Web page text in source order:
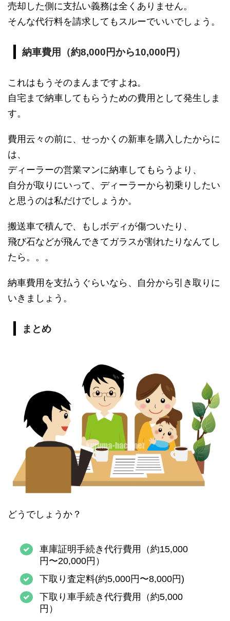
売却した側に支払い義務は全くありません。
そんな代行料を請求してもスルーでいいでしょう。
納車費用（約8,000円から10,000円）
これはもうそのまんまですよね。
自宅まで納車してもらうための費用として発生しま
す。
費用云々の前に、せっかくの新車を購入したからに
は、
ディーラーの営業マンに納車してもらうより、
自分が取りにいって、ディーラーから初乗りしたい
と思うのは私だけでしょうか。
搬送車で積んで、もしボディが傷ついたり、
飛び石などが飛んできてガラスが割れたりなんてし
たら。。。
納車費用を支払うぐらいなら、自分から引き取りに
いきましょう。
まとめ
どうでしょうか？
車庫証明手続き代行費用（約15,000
円〜20,000円）
下取り査定料(約5,000円〜8,000円)
下取り車手続き代行費用（約5,000
円）